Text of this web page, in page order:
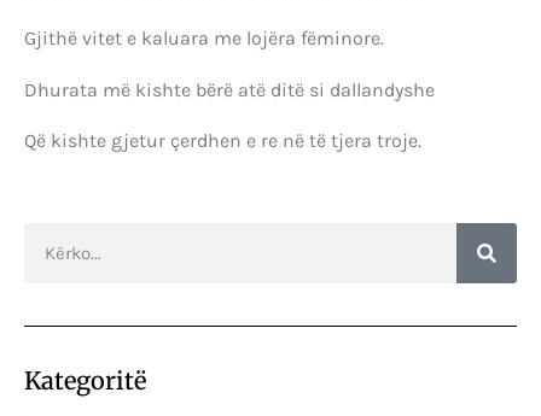
Gjithë vitet e kaluara me lojëra fëminore.
Dhurata më kishte bërë atë ditë si dallandyshe
Që kishte gjetur çerdhen e re në të tjera troje.
Kategoritë